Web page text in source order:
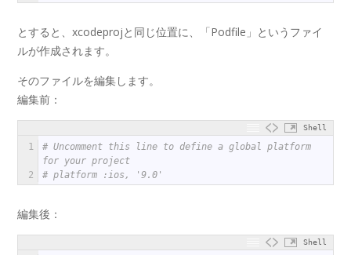
とすると、xcodeprojと同じ位置に、「Podfile」というファイ
ルが作成されます。
そのファイルを編集します。
編集前：
Shell
1
2
# Uncomment this line to define a global platform
for your project
# platform :ios, '9.0'
編集後：
Shell